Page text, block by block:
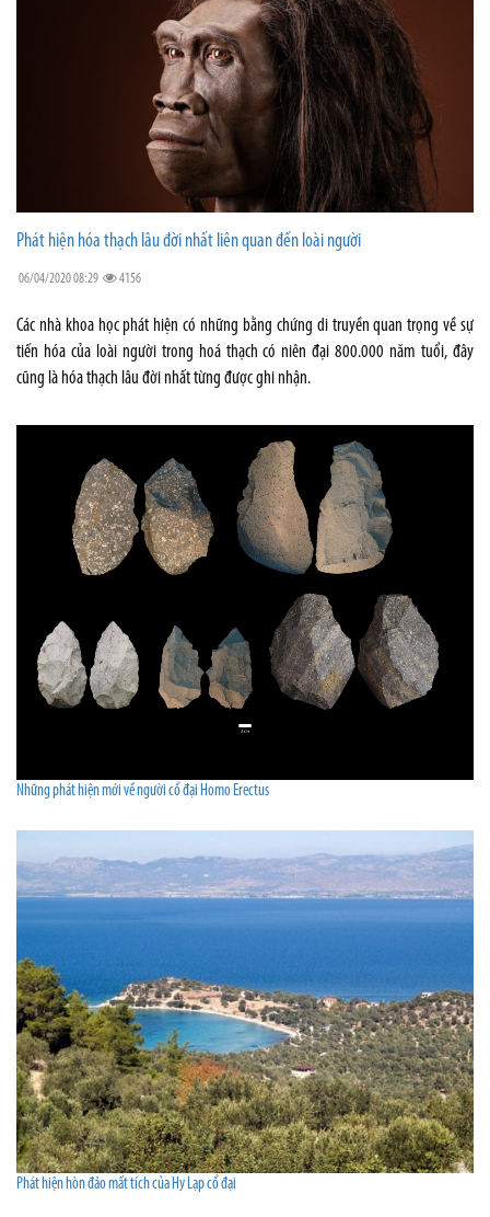
Phát hiện hóa thạch lâu đời nhất liên quan đến loài người
06/04/2020 08:29 4156
Các nhà khoa học phát hiện có những bằng chứng di truyền quan trọng về sự
tiến hóa của loài người trong hoá thạch có niên đại 800.000 năm tuổi, đây
cũng là hóa thạch lâu đời nhất từng được ghi nhận.
Những phát hiện mới về người cổ đại Homo Erectus
Phát hiện hòn đảo mất tích của Hy Lạp cổ đại